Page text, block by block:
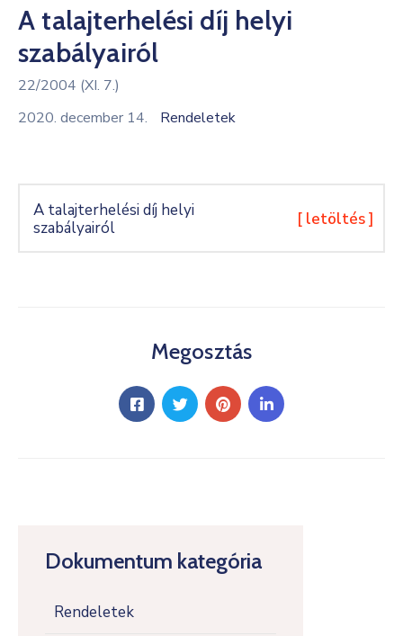
Kultúra
Keresés
Dokumentum kategória
Rendeletek
A talajterhelési díj helyi
szabályairól
22/2004 (XI. 7.)
2020. december 14.
Rendeletek
A talajterhelési díj helyi
szabályairól
[ letöltés ]
Megosztás